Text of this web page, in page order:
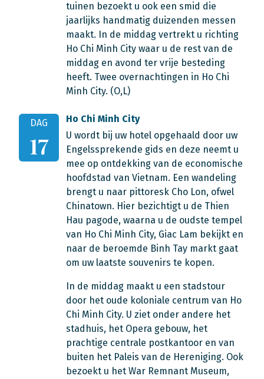
tuinen bezoekt u ook een smid die
jaarlijks handmatig duizenden messen
maakt. In de middag vertrekt u richting
Ho Chi Minh City waar u de rest van de
middag en avond ter vrije besteding
heeft. Twee overnachtingen in Ho Chi
Minh City. (O,L)
DAG
17
Ho Chi Minh City
U wordt bij uw hotel opgehaald door uw
Engelssprekende gids en deze neemt u
mee op ontdekking van de economische
hoofdstad van Vietnam. Een wandeling
brengt u naar pittoresk Cho Lon, ofwel
Chinatown. Hier bezichtigt u de Thien
Hau pagode, waarna u de oudste tempel
van Ho Chi Minh City, Giac Lam bekijkt en
naar de beroemde Binh Tay markt gaat
om uw laatste souvenirs te kopen.
In de middag maakt u een stadstour
door het oude koloniale centrum van Ho
Chi Minh City. U ziet onder andere het
stadhuis, het Opera gebouw, het
prachtige centrale postkantoor en van
buiten het Paleis van de Hereniging. Ook
bezoekt u het War Remnant Museum,